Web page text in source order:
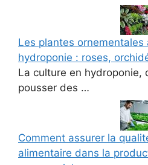
Les plantes ornementales
hydroponie : roses,
La culture en hydroponie,
pousser des …
Comment assurer la
alimentaire dans la